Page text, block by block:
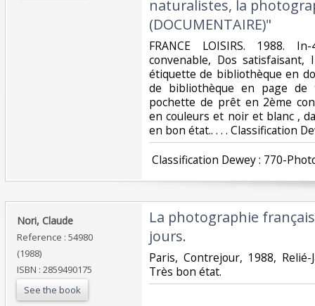
naturalistes, la
(DOCUMENTAIRE)"‎
‎FRANCE LOISIRS. 1988.
convenable, Dos
étiquette de bibliothèque en
de bibliothèque en page
pochette de prêt en 2ème
en couleurs et noir et blanc ,
en bon état.. . . . Classification
Classification Dewey : 770-
‎Nori, Claude‎
Reference : 54980
(1988)
ISBN : 2859490175
See the book
‎La photographie
jours.‎
‎Paris, Contrejour, 1988,
Très bon état. ‎